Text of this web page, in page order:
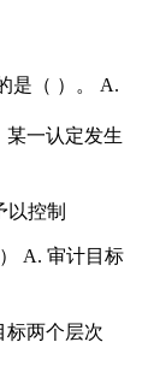
是（ ）。 A.
某一认定发生
控制
A. 审计目标
标两个层次